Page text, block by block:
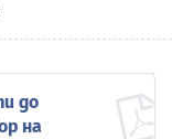
до
на